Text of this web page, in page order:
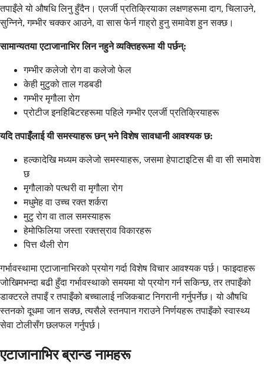
तपाइँले यो औषधि लिनु हुँदैन। एलर्जी प्रतिक्रियाका लक्षणहरूमा दाग, चिलाउने,
सुन्निने, गम्भीर चक्कर आउने, वा सास फेर्न गाह्रो हुनु समावेश हुन सक्छ।
सामान्यतया एटाजानाभिर लिन नहुने व्यक्तिहरूमा यी पर्छन्:
गम्भीर कलेजो रोग वा कलेजो फेल
केही मुटुको ताल गडबडी
गम्भीर मृगौला रोग
प्रोटीज इनहिबिटरहरूमा पहिले गम्भीर एलर्जी प्रतिक्रियाहरू
यदि तपाइँलाई यी समस्याहरू छन् भने विशेष सावधानी आवश्यक छ:
हल्कादेखि मध्यम कलेजो समस्याहरू, जसमा हेपाटाइटिस बी वा सी समावेश
छ
मृगौलाको पत्थरी वा मृगौला रोग
मधुमेह वा उच्च रक्त शर्करा
मुटु रोग वा ताल समस्याहरू
हेमोफिलिया जस्ता रक्तस्राव विकारहरू
पित्त थैली रोग
गर्भावस्थामा एटाजानाभिरको प्रयोग गर्दा विशेष विचार आवश्यक पर्छ। फाइदाहरू
जोखिमभन्दा बढी हुँदा गर्भावस्थाको समयमा यो प्रयोग गर्न सकिन्छ, तर तपाइँको
डाक्टरले तपाइँ र तपाइँको बच्चालाई नजिकबाट निगरानी गर्नुपर्नेछ। यो औषधि
स्तनको दूधमा जान सक्छ, त्यसैले स्तनपान गराउने निर्णयहरू तपाइँको स्वास्थ्य
सेवा टोलीसँग छलफल गर्नुपर्छ।
एटाजानाभिर ब्रान्ड नामहरू